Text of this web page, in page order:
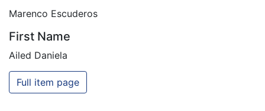
Marenco Escuderos
First Name
Ailed Daniela
Full item page